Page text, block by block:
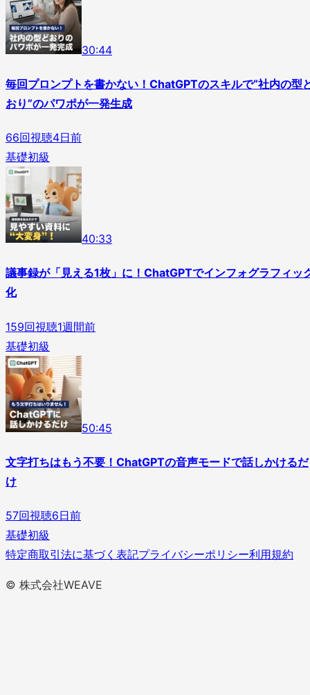
30:44
毎回プロンプトを書かない！ChatGPTのスキルで“社内の型
おり”のパワポが一発生成
66回視聴4日前
基礎初級
40:33
議事録が「見える1枚」に！ChatGPTでインフォグラフィッ
化
159回視聴1週間前
基礎初級
50:45
文字打ちはもう不要！ChatGPTの音声モードで話しかけるだ
け
57回視聴6日前
基礎初級
特定商取引法に基づく表記プライバシーポリシー利用規約
© 株式会社WEAVE